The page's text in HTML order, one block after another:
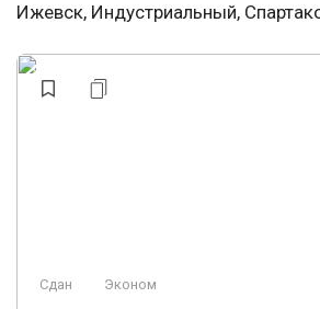
Ижевск, Индустриальный,
Сдан Эконом